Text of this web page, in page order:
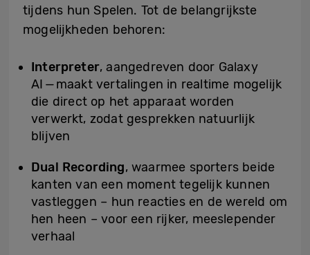
tijdens hun Spelen. Tot de belangrijkste
mogelijkheden behoren:
Interpreter, aangedreven door Galaxy
AI — maakt vertalingen in realtime mogelijk
die direct op het apparaat worden
verwerkt, zodat gesprekken natuurlijk
blijven
Dual Recording, waarmee sporters beide
kanten van een moment tegelijk kunnen
vastleggen – hun reacties en de wereld om
hen heen – voor een rijker, meeslepender
verhaal